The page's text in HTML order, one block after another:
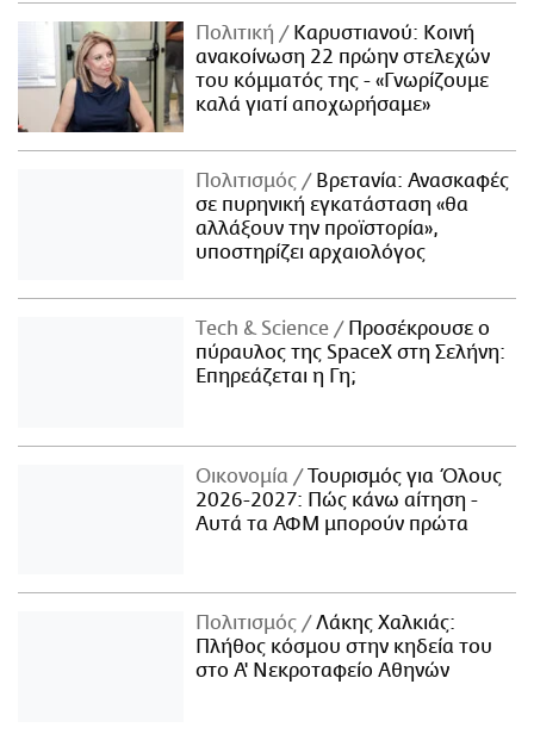
Πολιτική
Καρυστιανού: Κοινή
ανακοίνωση 22 πρώην στελεχών
του κόμματός της - «Γνωρίζουμε
καλά γιατί αποχωρήσαμε»
Πολιτισμός
Βρετανία: Ανασκαφές
σε πυρηνική εγκατάσταση «θα
αλλάξουν την προϊστορία»,
υποστηρίζει αρχαιολόγος
Τech & Science
Προσέκρουσε ο
πύραυλος της SpaceX στη Σελήνη:
Επηρεάζεται η Γη;
Οικονομία
Τουρισμός για Όλους
2026-2027: Πώς κάνω αίτηση -
Αυτά τα ΑΦΜ μπορούν πρώτα
Πολιτισμός
Λάκης Χαλκιάς:
Πλήθος κόσμου στην κηδεία του
στο Α' Νεκροταφείο Αθηνών